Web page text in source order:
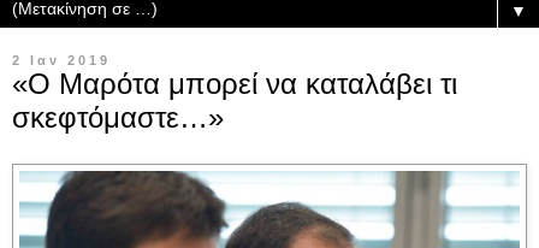
▼
2 Ιαν 2019
«Ο Μαρότα μπορεί να καταλάβει τι
σκεφτόμαστε…»